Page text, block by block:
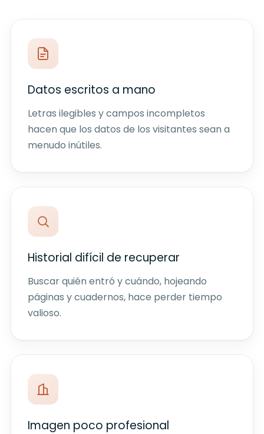
Datos escritos a mano
Letras ilegibles y campos incompletos
hacen que los datos de los visitantes sean a
menudo inútiles.
Historial difícil de recuperar
Buscar quién entró y cuándo, hojeando
páginas y cuadernos, hace perder tiempo
valioso.
Imagen poco profesional